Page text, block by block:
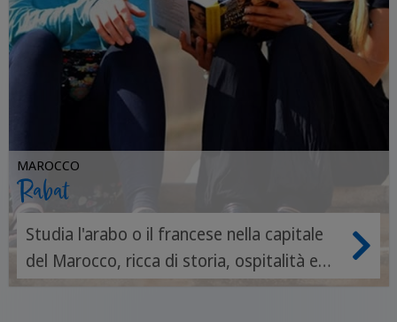
MAROCCO
Rabat
Studia l'arabo o il francese nella capitale
del Marocco, ricca di storia, ospitalità e
autentica cultura araba.